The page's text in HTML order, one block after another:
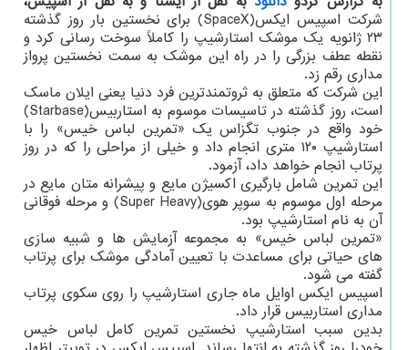
شرکت اسپیس ایکس(SpaceX) برای نخستین بار روز گذشته
۲۳ ژانویه یک موشک استارشیپ را کاملاً سوخت رسانی کرد و
نقطه عطف بزرگی را در راه این موشک به سمت نخستین پرواز
مداری رقم زد.
این شرکت که متعلق به ثروتمندترین فرد دنیا یعنی ایلان ماسک
است، روز گذشته در تاسیسات موسوم به استاربیس(Starbase)
خود واقع در جنوب تگزاس یک «تمرین لباس خیس» را با
استارشیپ ۱۲۰ متری انجام داد و خیلی از مراحلی را که در روز
پرتاب انجام خواهد داد، آزمود.
این تمرین شامل بارگیری اکسیژن مایع و پیشرانه متان مایع در
مرحله اول موسوم به سوپر هوی(Super Heavy) و مرحله فوقانی
آن به نام استارشیپ بود.
«تمرین لباس خیس» به مجموعه آزمایش ها و شبیه سازی
های حیاتی برای مساعدت با تعیین آمادگی موشک برای پرتاب
گفته می شود.
اسپیس ایکس اوایل ماه جاری استارشیپ را روی سکوی پرتاب
مداری استاربیس قرار داد.
بدین سبب استارشیپ نخستین تمرین کامل لباس خیس